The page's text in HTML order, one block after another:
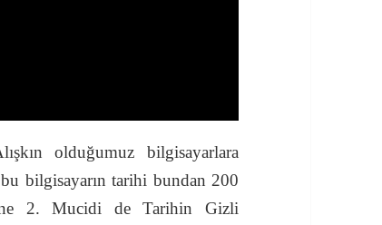
olduğumuz bilgisayarlara
bilgisayarın tarihi bundan 200
2. Mucidi de Tarihin Gizli